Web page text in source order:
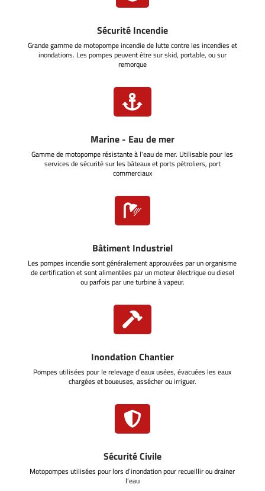
Sécurité Incendie
Grande gamme de motopompe incendie de lutte contre les incendies et
inondations. Les pompes peuvent être sur skid, portable, ou sur
remorque

Marine - Eau de mer
Gamme de motopompe résistante à l'eau de mer. Utilisable pour les
services de sécurité sur les bâteaux et ports pétroliers, port
commerciaux

Bâtiment Industriel
Les pompes incendie sont généralement approuvées par un organisme
de certification et sont alimentées par un moteur électrique ou diesel
ou parfois par une turbine à vapeur.

Inondation Chantier
Pompes utilisées pour le relevage d’eaux usées, évacuées les eaux
chargées et boueuses, assécher ou irriguer.

Sécurité Civile
Motopompes utilisées pour lors d’inondation pour recueillir ou drainer
l’eau